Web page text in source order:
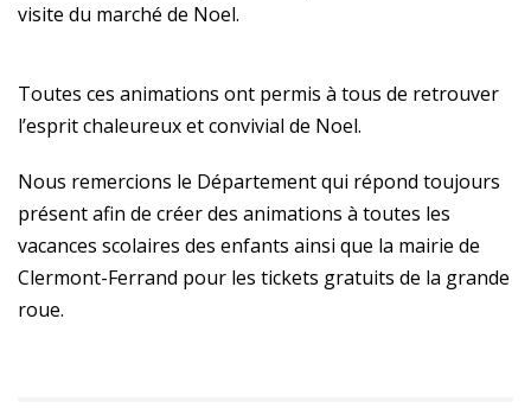
visite du marché de Noel.
Toutes ces animations ont permis à tous de retrouver
l’esprit chaleureux et convivial de Noel.
Nous remercions le Département qui répond toujours
présent afin de créer des animations à toutes les
vacances scolaires des enfants ainsi que la mairie de
Clermont-Ferrand pour les tickets gratuits de la grande
roue.